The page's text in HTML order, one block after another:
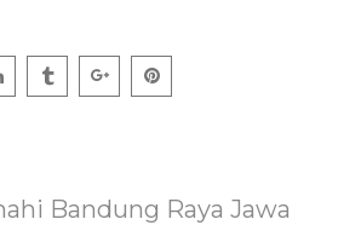
Bandung Raya Jawa